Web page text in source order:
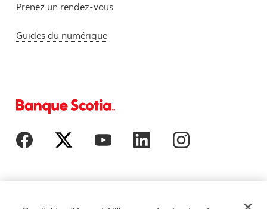
Prenez un rendez-vous
Guides du numérique